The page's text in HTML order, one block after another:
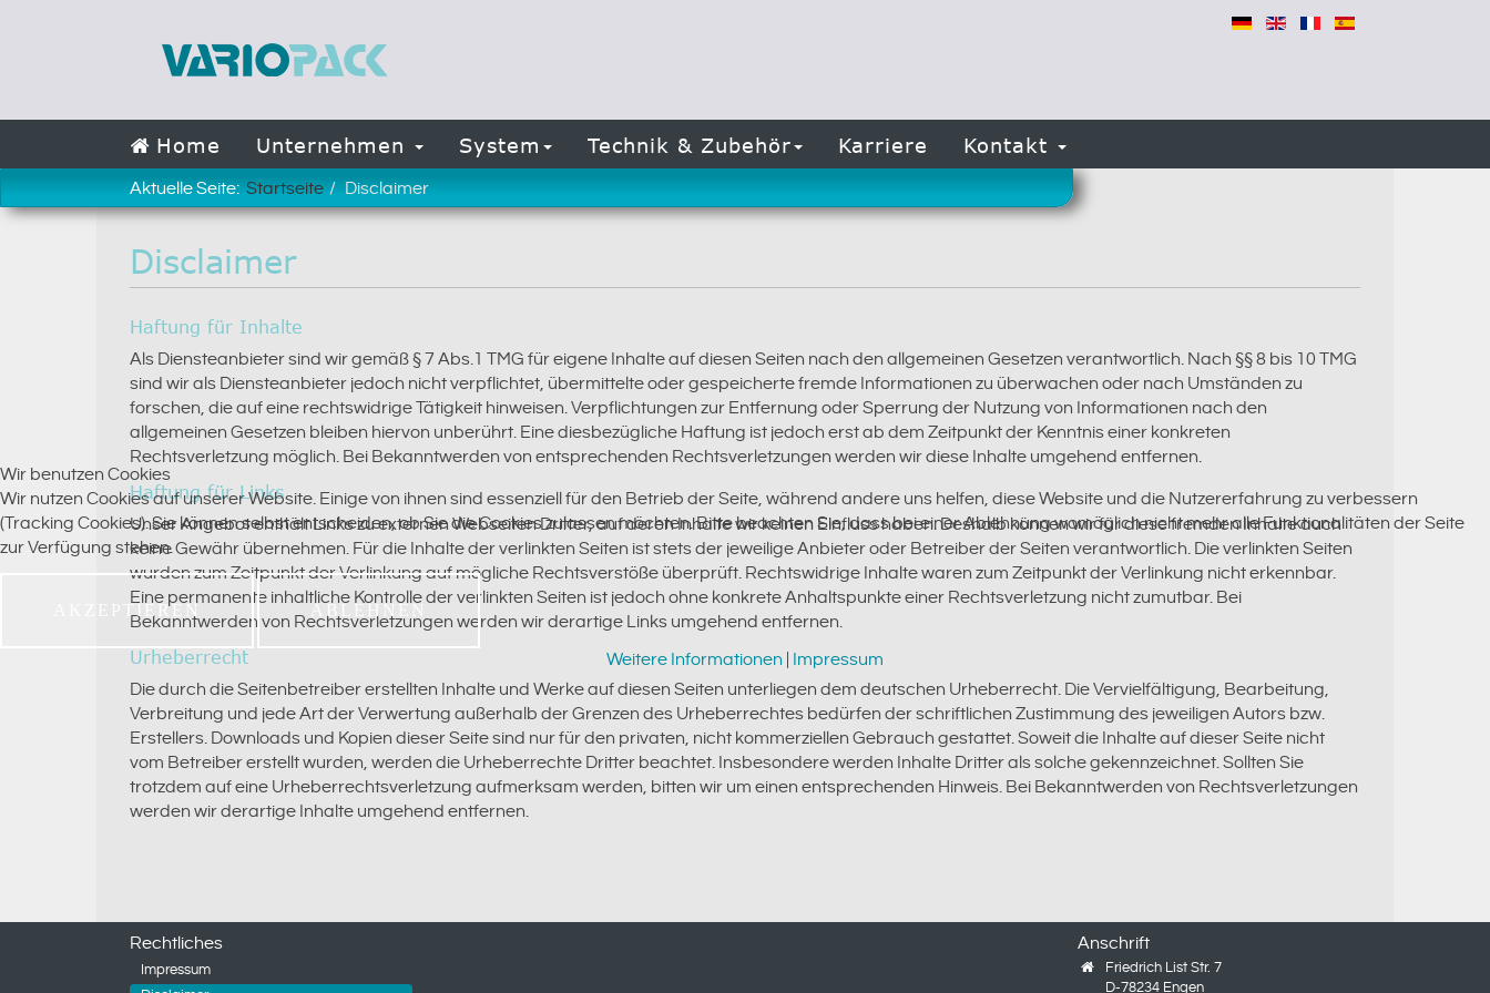
Home Unternehmen System Technik & Zubehör Karriere Kontakt
Aktuelle Seite: Startseite Disclaimer
Disclaimer
Haftung für Inhalte
Als Diensteanbieter sind wir gemäß § 7 Abs.1 TMG für eigene Inhalte auf diesen Seiten nach den allgemeinen Gesetzen verantwortlich. Nach §§ 8 bis 10 TMG
sind wir als Diensteanbieter jedoch nicht verpflichtet, übermittelte oder gespeicherte fremde Informationen zu überwachen oder nach Umständen zu
forschen, die auf eine rechtswidrige Tätigkeit hinweisen. Verpflichtungen zur Entfernung oder Sperrung der Nutzung von Informationen nach den
allgemeinen Gesetzen bleiben hiervon unberührt. Eine diesbezügliche Haftung ist jedoch erst ab dem Zeitpunkt der Kenntnis einer konkreten
Rechtsverletzung möglich. Bei Bekanntwerden von entsprechenden Rechtsverletzungen werden wir diese Inhalte umgehend entfernen.
Haftung für Links
Unser Angebot enthält Links zu externen Webseiten Dritter, auf deren Inhalte wir keinen Einfluss haben. Deshalb können wir für diese fremden Inhalte auch
keine Gewähr übernehmen. Für die Inhalte der verlinkten Seiten ist stets der jeweilige Anbieter oder Betreiber der Seiten verantwortlich. Die verlinkten Seiten
wurden zum Zeitpunkt der Verlinkung auf mögliche Rechtsverstöße überprüft. Rechtswidrige Inhalte waren zum Zeitpunkt der Verlinkung nicht erkennbar.
Eine permanente inhaltliche Kontrolle der verlinkten Seiten ist jedoch ohne konkrete Anhaltspunkte einer Rechtsverletzung nicht zumutbar. Bei
Bekanntwerden von Rechtsverletzungen werden wir derartige Links umgehend entfernen.
Urheberrecht
Die durch die Seitenbetreiber erstellten Inhalte und Werke auf diesen Seiten unterliegen dem deutschen Urheberrecht. Die Vervielfältigung, Bearbeitung,
Verbreitung und jede Art der Verwertung außerhalb der Grenzen des Urheberrechtes bedürfen der schriftlichen Zustimmung des jeweiligen Autors bzw.
Erstellers. Downloads und Kopien dieser Seite sind nur für den privaten, nicht kommerziellen Gebrauch gestattet. Soweit die Inhalte auf dieser Seite nicht
vom Betreiber erstellt wurden, werden die Urheberrechte Dritter beachtet. Insbesondere werden Inhalte Dritter als solche gekennzeichnet. Sollten Sie
trotzdem auf eine Urheberrechtsverletzung aufmerksam werden, bitten wir um einen entsprechenden Hinweis. Bei Bekanntwerden von Rechtsverletzungen
werden wir derartige Inhalte umgehend entfernen.
Rechtliches
Impressum
Anschrift
Friedrich List Str. 7
D-78234 Engen
Wir benutzen Cookies
Wir nutzen Cookies auf unserer Website. Einige von ihnen sind essenziell für den Betrieb der Seite, während andere uns helfen, diese Website und die Nutzererfahrung zu verbessern
(Tracking Cookies). Sie können selbst entscheiden, ob Sie die Cookies zulassen möchten. Bitte beachten Sie, dass bei einer Ablehnung womöglich nicht mehr alle Funktionalitäten der Seite
zur Verfügung stehen.
AKZEPTIEREN ABLEHNEN
Weitere Informationen Impressum